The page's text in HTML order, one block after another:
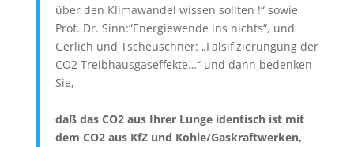
über den Klimawandel wissen sollten !“ sowie
Prof. Dr. Sinn:“Energiewende ins nichts“, und
Gerlich und Tscheuschner: „Falsifizierungung der
CO2 Treibhausgaseffekte…“ und dann bedenken
Sie,
daß das CO2 aus Ihrer Lunge identisch ist mit
dem CO2 aus KfZ und Kohle/Gaskraftwerken,